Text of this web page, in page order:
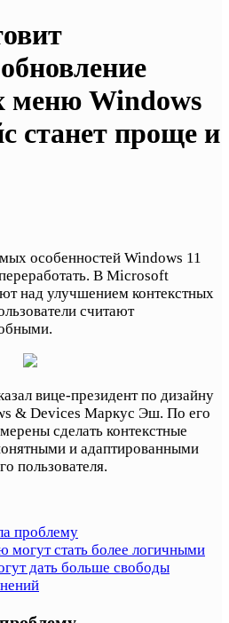
меню Windows
станет проще и
особенностей Windows 11
В Microsoft
над улучшением контекстных
считают
вице-президент по дизайну
& Devices Маркус Эш. По его
сделать контекстные
и адаптированными
пользователя.
проблему
могут стать более логичными
дать больше свободы